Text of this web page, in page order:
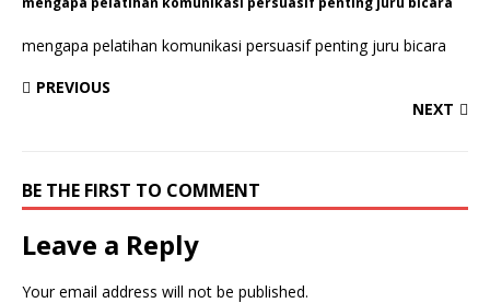
mengapa pelatihan komunikasi persuasif penting juru bicara
PREVIOUS
NEXT
BE THE FIRST TO COMMENT
Leave a Reply
Your email address will not be published.